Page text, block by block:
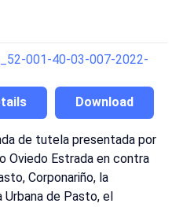
001-40-03-007-2022-
Download
de tutela presentada por
Oviedo Estrada en contra
Corponariño, la
Urbana de Pasto, el